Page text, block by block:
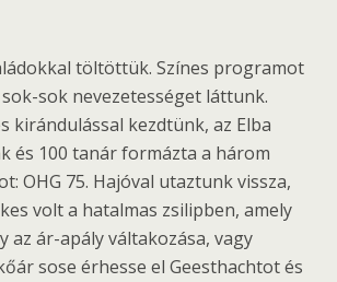
töltöttük. Színes programot
sok nevezetességet láttunk.
kirándulással kezdtünk, az Elba
és 100 tanár formázta a három
OHG 75. Hajóval utaztunk vissza,
volt a hatalmas zsilipben, amely
az ár-apály váltakozása, vagy
sose érhesse el Geesthachtot és